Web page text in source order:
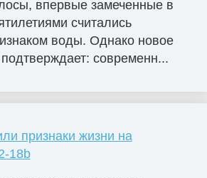
впервые замеченные в
считались
воды. Однако новое
современн...
признаки жизни на
18b